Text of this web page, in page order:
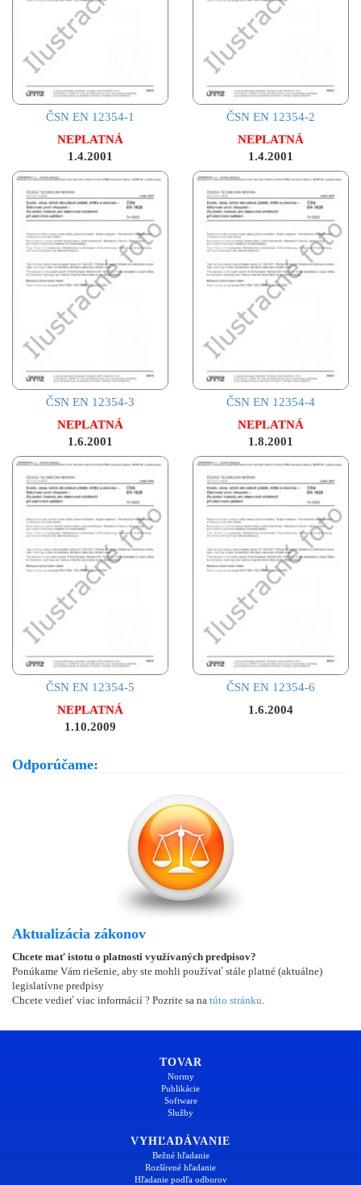
ČSN EN 12354-1
NEPLATNÁ
1.4.2001
ČSN EN 12354-2
NEPLATNÁ
1.4.2001
ČSN EN 12354-3
NEPLATNÁ
1.6.2001
ČSN EN 12354-4
NEPLATNÁ
1.8.2001
ČSN EN 12354-5
NEPLATNÁ
1.10.2009
ČSN EN 12354-6
1.6.2004
Odporúčame:
Aktualizácia zákonov
Chcete mať istotu o platnosti využívaných predpisov?
Ponúkame Vám riešenie, aby ste mohli používať stále platné (aktuálne)
legislatívne predpisy
Chcete vedieť viac informácií ? Pozrite sa na túto stránku
TOVAR
Normy
Publikácie
Software
Služby
VYHĽADÁVANIE
Bežné hľadanie
Rozšírené hľadanie
Hľadanie podľa odborov